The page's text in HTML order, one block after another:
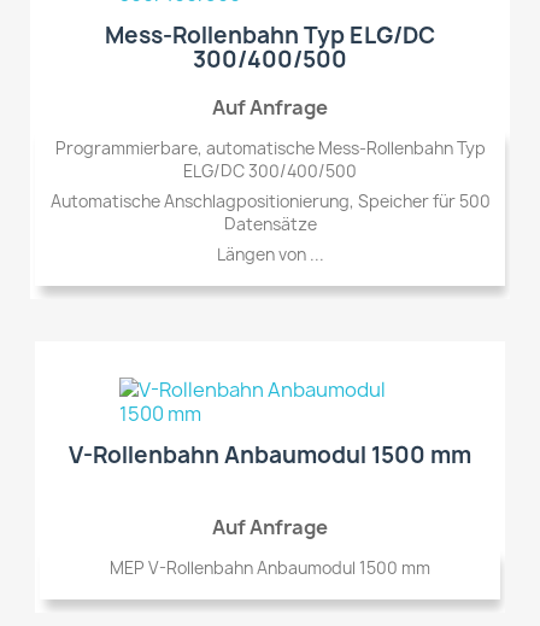
Mess-Rollenbahn Typ ELG/DC
300/400/500
Auf Anfrage
Programmierbare, automatische Mess-Rollenbahn Typ
ELG/DC 300/400/500
Automatische Anschlagpositionierung, Speicher für 500
Datensätze
Längen von ...
V-Rollenbahn Anbaumodul 1500 mm
Auf Anfrage
MEP V-Rollenbahn Anbaumodul 1500 mm